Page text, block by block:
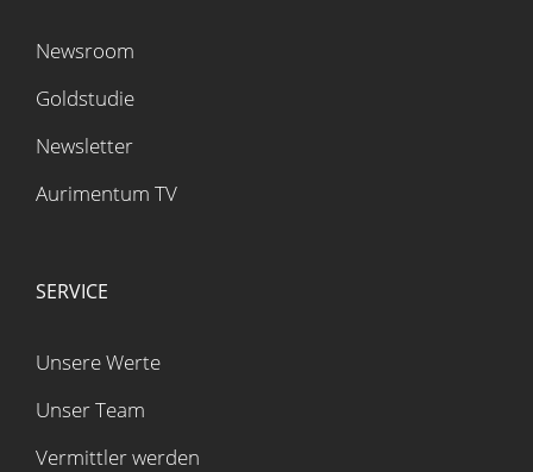
Newsroom
Goldstudie
Newsletter
Aurimentum TV
SERVICE
Unsere Werte
Unser Team
Vermittler werden